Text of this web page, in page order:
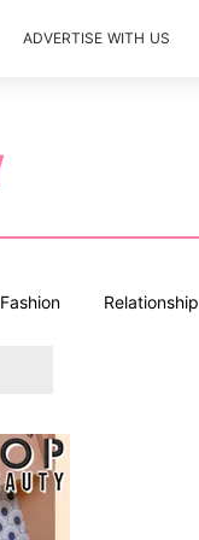
ADVERTISE WITH US
Fashion Relationship